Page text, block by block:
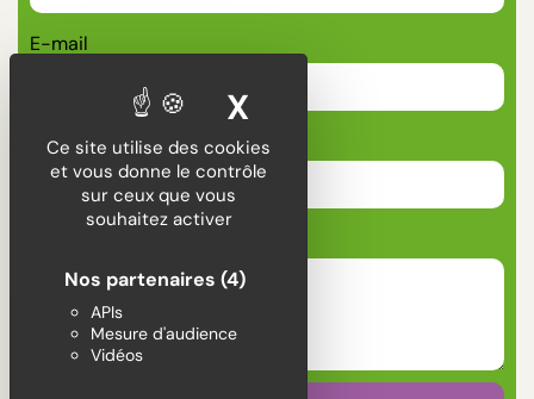
Ce site utilise des cookies
et vous donne le contrôle
sur ceux que vous
souhaitez activer
Nos partenaires (4)
APIs
Mesure d'audience
Vidéos
X MASQUER LE
E-mail
Téléphone